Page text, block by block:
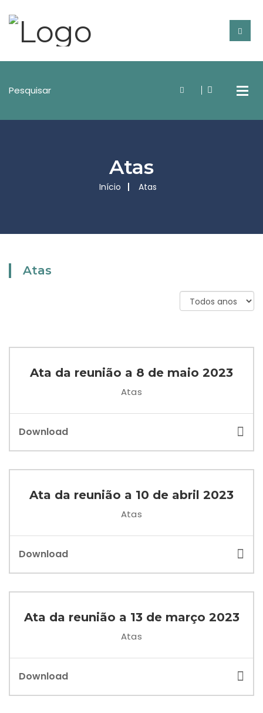
Atas
Início Atas
Atas
Ata da reunião a 8 de maio 2023
Atas
Download
Ata da reunião a 10 de abril 2023
Atas
Download
Ata da reunião a 13 de março 2023
Atas
Download